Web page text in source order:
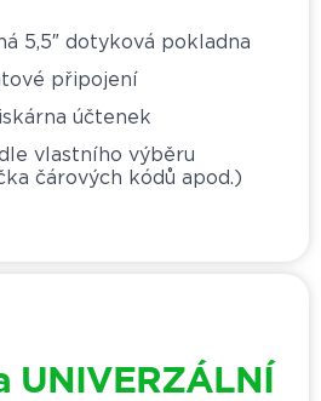
5,5″ dotyková pokladna
připojení
účtenek
vlastního výběru
čárových kódů apod.)
UNIVERZÁLNÍ